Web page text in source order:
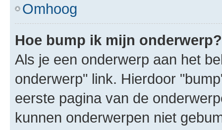
Omhoog
Hoe bump ik mijn onderwerp?
Als je een onderwerp aan het
onderwerp" link. Hierdoor
eerste pagina van de
kunnen onderwerpen niet